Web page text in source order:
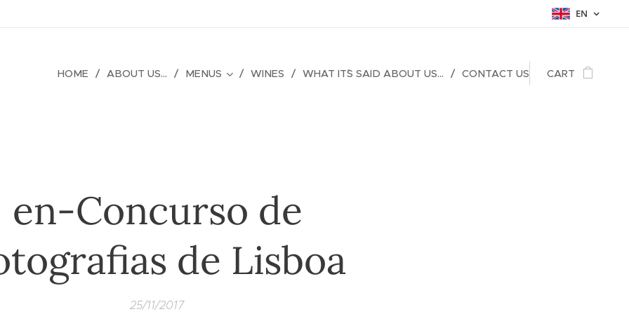
EN
HOME ABOUT US... MENUS WINES WHAT IT´S SAID ABOUT US... CONTACT US CART
en-Concurso de
de Lisboa
25/11/2017